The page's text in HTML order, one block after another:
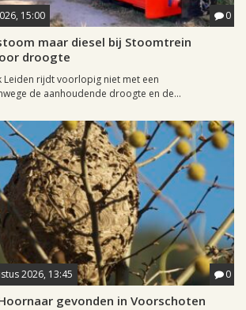
15:00 0
maar diesel bij Stoomtrein
droogte
Leiden rijdt voorlopig niet met een
de aanhoudende droogte en de...
2026, 13:45 0
gevonden in Voorschoten